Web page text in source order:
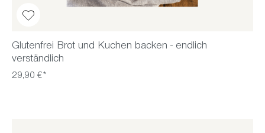
Glutenfrei Brot und Kuchen backen - endlich
verständlich
29,90 €*